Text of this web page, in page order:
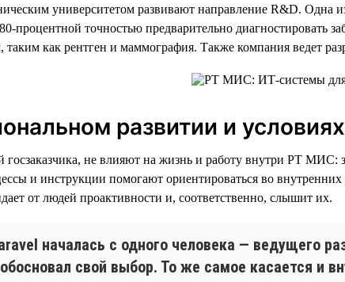
университетом развивают направление R&D. Одна
процентной точностью предварительно диагностировать
как рентген и маммография. Также компания ведет
развитии и
не влияют на жизнь и работу внутри РТ МИС:
и инструкции помогают ориентироваться во
от людей проактивности и, соответственно, слышит их.
началась с одного человека — ведущего
свой выбор. То же самое касается и